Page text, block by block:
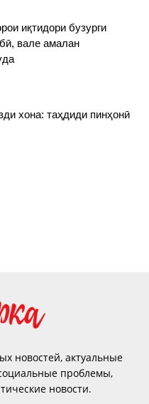
иқтидори бузурги
вале амалан
хона: таҳдиди пинҳонӣ
новостей, актуальные
проблемы,
новости.